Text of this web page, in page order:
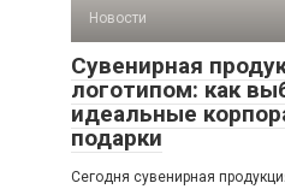
Новости
Сувенирная
логотипом: как
идеальные
подарки
Сегодня сувенирная